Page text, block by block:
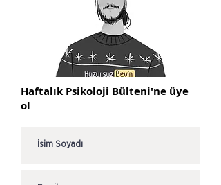
Haftalık Psikoloji Bülteni'ne üye
ol